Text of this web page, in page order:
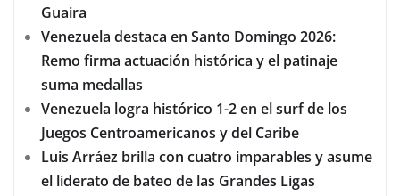
Guaira
Venezuela destaca en Santo Domingo 2026:
Remo firma actuación histórica y el patinaje
suma medallas
Venezuela logra histórico 1-2 en el surf de los
Juegos Centroamericanos y del Caribe
Luis Arráez brilla con cuatro imparables y asume
el liderato de bateo de las Grandes Ligas